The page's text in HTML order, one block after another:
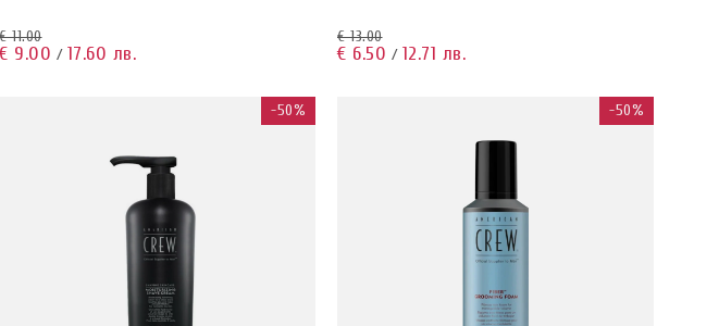
€ 11.00
€ 9.00 / 17.60 лв.
€ 13.00
€ 6.50 / 12.71 лв.
-50% -50%